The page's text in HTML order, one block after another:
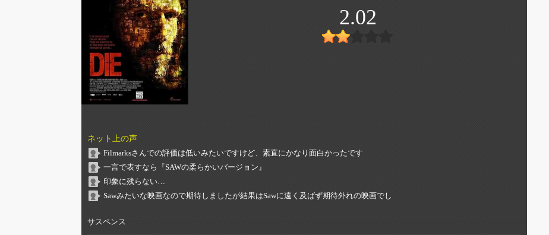
2.02
ネット上の声
Filmarksさんでの評価は低いみたいですけど、素直にかなり面白かったです
一言で表すなら『SAWの柔らかいバージョン』
印象に残らない…
Sawみたいな映画なので期待しましたが結果はSawに遠く及ばず期待外れの映画でし
サスペンス